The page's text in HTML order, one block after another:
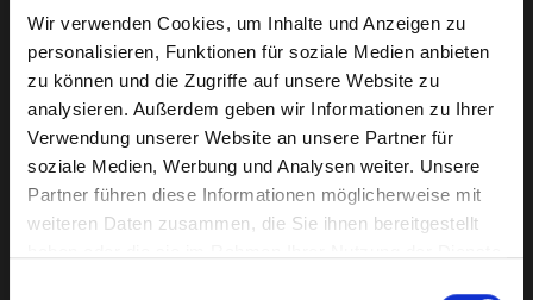
Wir verwenden Cookies, um Inhalte und Anzeigen zu
personalisieren, Funktionen für soziale Medien anbieten
zu können und die Zugriffe auf unsere Website zu
analysieren. Außerdem geben wir Informationen zu Ihrer
Verwendung unserer Website an unsere Partner für
soziale Medien, Werbung und Analysen weiter. Unsere
Partner führen diese Informationen möglicherweise mit
weiteren Daten zusammen, die Sie ihnen bereitgestellt
absolut staubfrei, aus den
Wäldern Transsylvaniens
Von einem bekannten Schweizer Unternehmer und mit dem
Marktangebot umzufriedenem Stallbetreiber entwickelt, einfach
und sicherper Klickdirekt zu Ihnen in den Stall geliefert.
Immer mehr
, überzeugt von den hervorragenden
qualitativen Eigenschaften unserer Pferdeeinstreu, aber ebenso
von der umfassenden Beratung und dem Service, vor und lange
nach dem Kauf sowie der ganzjährigen Verfügbarkeit, vertrauen
auf unserProdukt .